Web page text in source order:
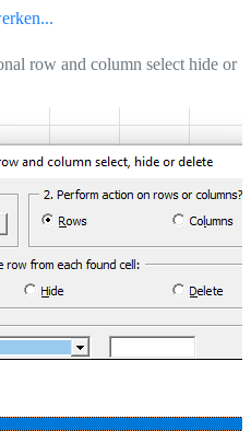
row and column select hide or